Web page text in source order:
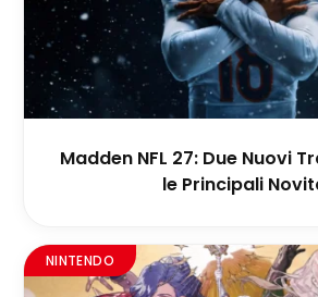
Madden NFL 27: Due Nuovi
le Principali
NINTENDO